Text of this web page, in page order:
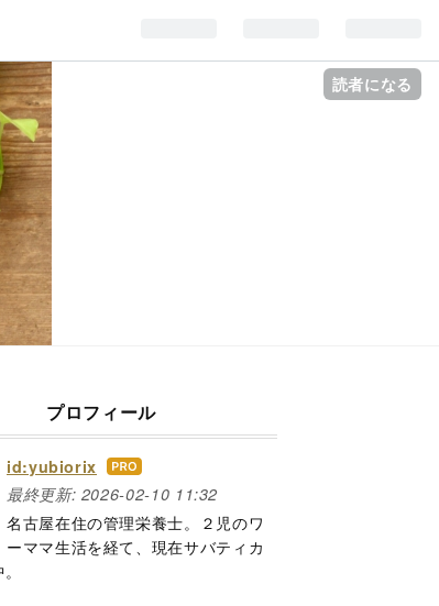
読者になる
プロフィール
id:yubiorix はて
なブ
ログ
Pro
最終更新: 2026-02-10 11:32
名古屋在住の管理栄養士。２児のワ
ーママ生活を経て、現在サバティカ